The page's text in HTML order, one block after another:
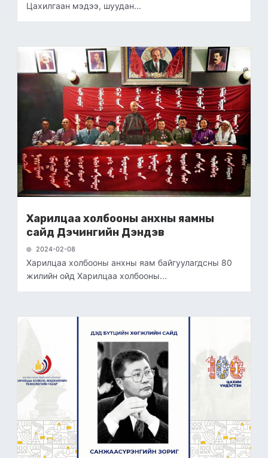
Цахилгаан мэдээ, шуудан...
Харилцаа холбооны анхны яамны
сайд Дэчингийн Дэндэв
2024-02-08
Харилцаа холбооны анхны яам байгуулагдсны 80
жилийн ойд Харилцаа холбооны...